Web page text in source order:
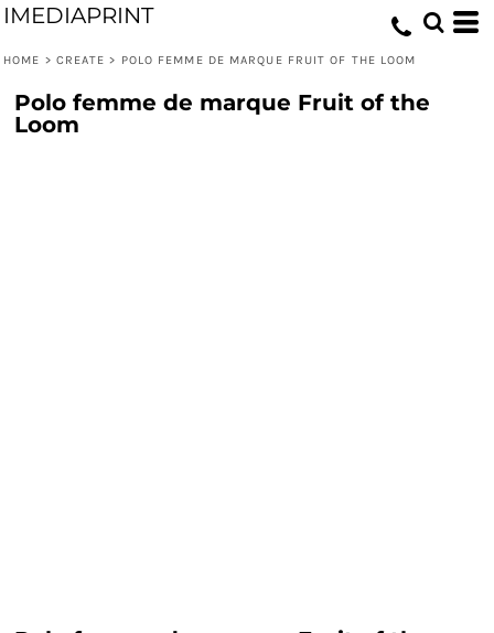
IMEDIAPRINT
HOME > CREATE > POLO FEMME DE MARQUE FRUIT OF THE LOOM
Polo femme de marque Fruit of the
Loom